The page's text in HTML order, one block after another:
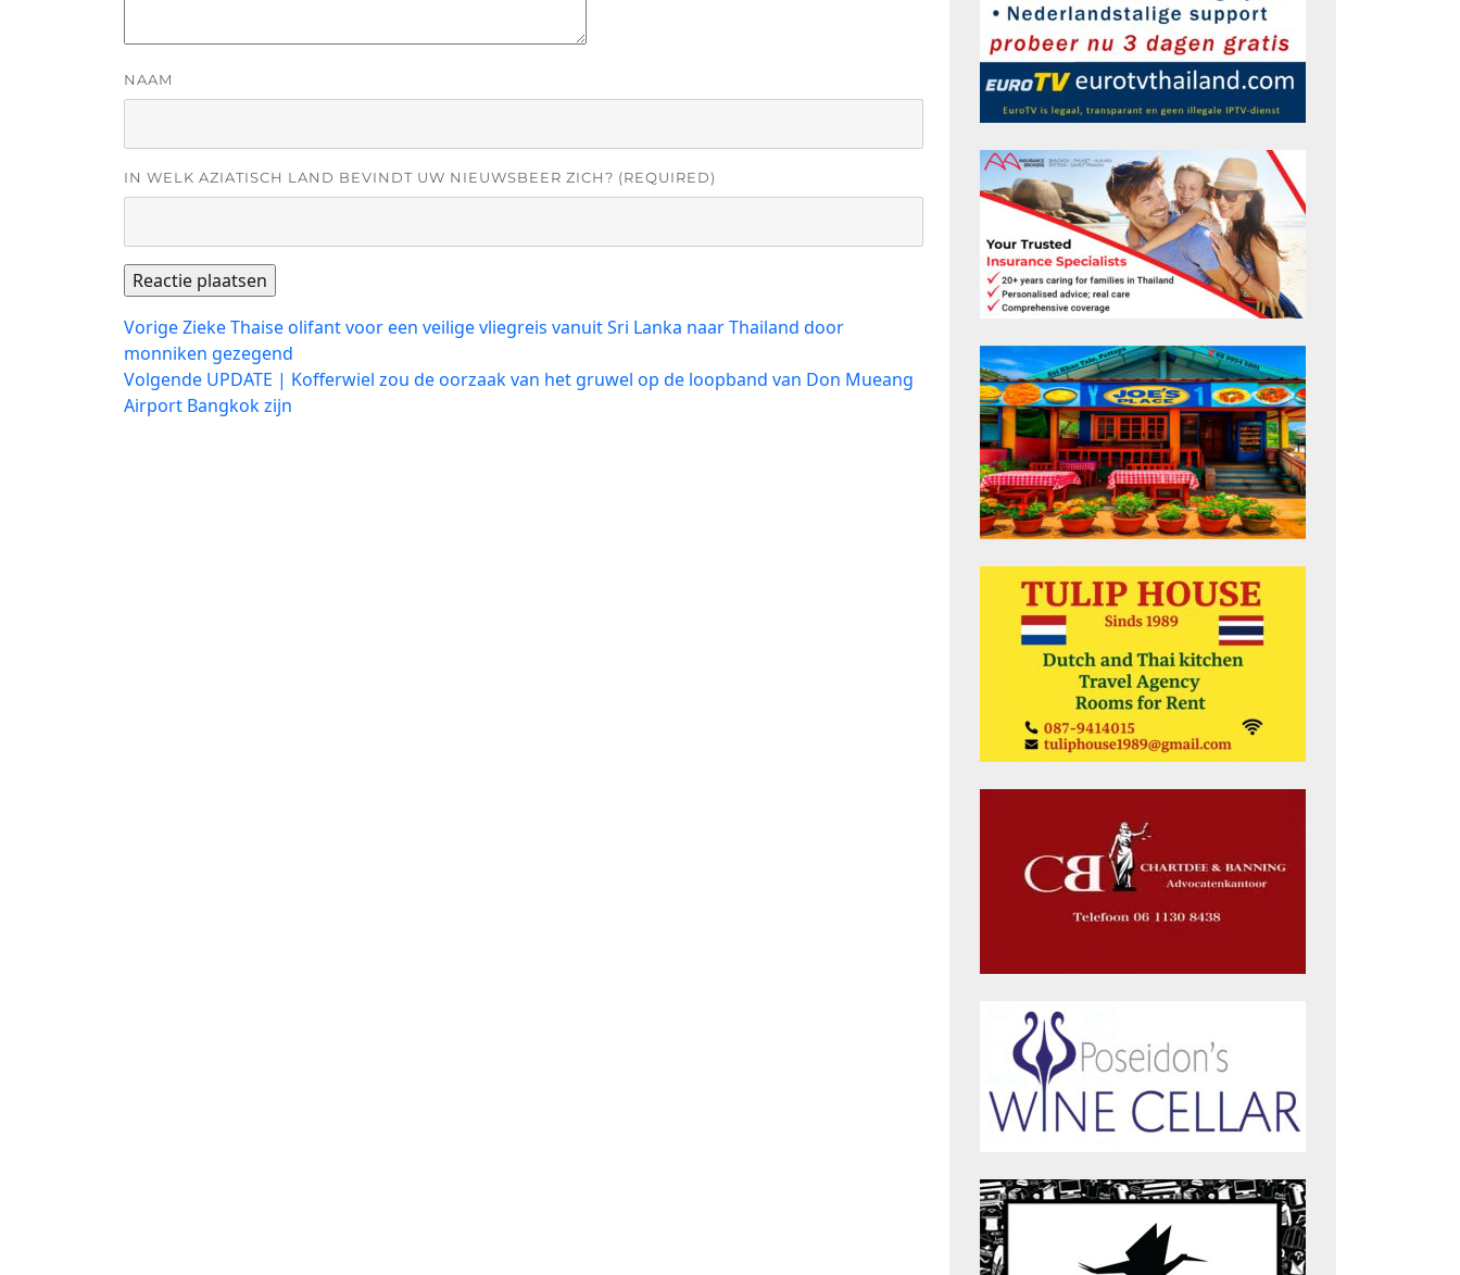
NAAM
IN WELK AZIATISCH LAND BEVINDT UW NIEUWSBEER ZICH? (REQUIRED)
Bericht
navigatie
VorigeVorig
bericht:
Zieke Thaise olifant voor een veilige vliegreis vanuit Sri Lanka naar Thailand door
monniken gezegend
Volgende Volgend
bericht:
UPDATE | Kofferwiel zou de oorzaak van het gruwel op de loopband van Don Mueang
Airport Bangkok zijn